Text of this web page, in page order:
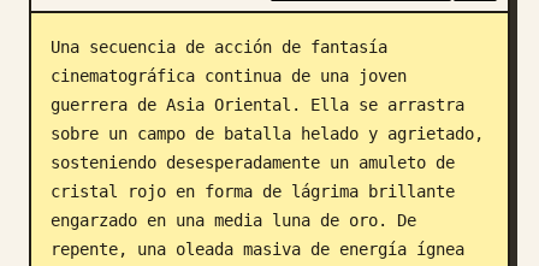
Una secuencia de acción de fantasía
cinematográfica continua de una joven
guerrera de Asia Oriental. Ella se arrastra
sobre un campo de batalla helado y agrietado,
sosteniendo desesperadamente un amuleto de
cristal rojo en forma de lágrima brillante
engarzado en una media luna de oro. De
repente, una oleada masiva de energía ígnea